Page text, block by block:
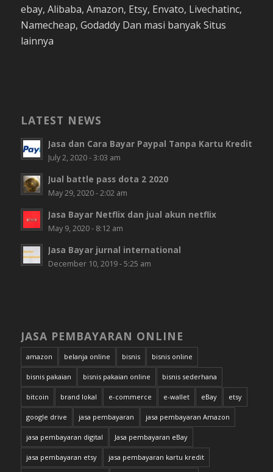
ebay, Alibaba, Amazon, Etsy, Envato, Livechatinc,
Namecheap, Godaddy Dan masi banyak Situs
lainnya
LATEST NEWS
Jasa dan Cara Bayar Paypal Tanpa Kartu Kredit
July 2, 2020 - 3:03 am
Jual battle pass dota 2 2020
May 29, 2020 - 2:02 am
Jasa Bayar Netflix dan jual akun netflix
May 9, 2020 - 8:12 am
Jasa Bayar jurnal international
December 10, 2019 - 5:25 am
JASA PEMBAYARAN ONLINE
amazon belanja online bisnis bisnis online
bisnis pakaian bisnis pakaian online bisnis sederhana
bitcoin brand lokal e-commerce e-wallet eBay etsy
google drive jasa pembayaran jasa pembayaran Amazon
jasa pembayaran digital Jasa pembayaran eBay
jasa pembayaran etsy jasa pembayaran kartu kredit